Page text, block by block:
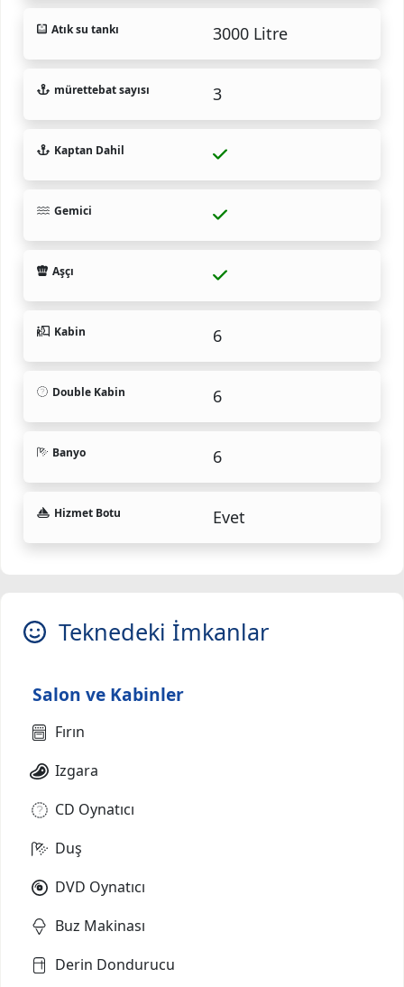
Atık su tankı 3000 Litre
mürettebat sayısı 3
Kaptan Dahil
Gemici
Aşçı
Kabin 6
Double Kabin 6
Banyo 6
Hizmet Botu Evet
Teknedeki İmkanlar
Salon ve Kabinler
Fırın
Izgara
CD Oynatıcı
Duş
DVD Oynatıcı
Buz Makinası
Derin Dondurucu